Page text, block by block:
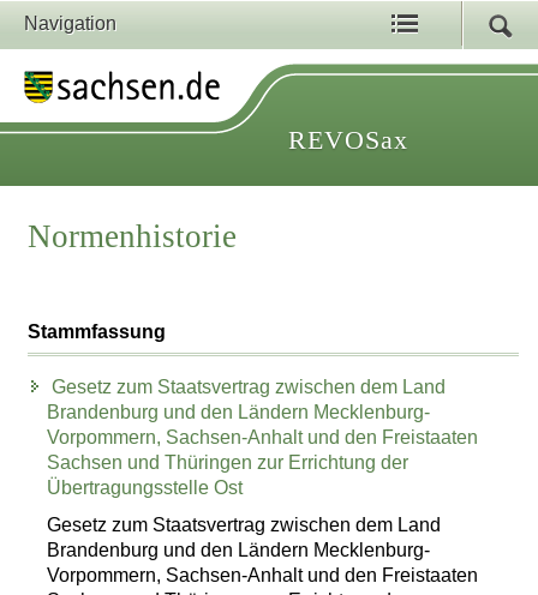
Navigation
REVOSax
Normenhistorie
Stammfassung
Gesetz zum Staatsvertrag zwischen dem Land
Brandenburg und den Ländern Mecklenburg-
Vorpommern, Sachsen-Anhalt und den Freistaaten
Sachsen und Thüringen zur Errichtung der
Übertragungsstelle Ost
Gesetz zum Staatsvertrag zwischen dem Land
Brandenburg und den Ländern Mecklenburg-
Vorpommern, Sachsen-Anhalt und den Freistaaten